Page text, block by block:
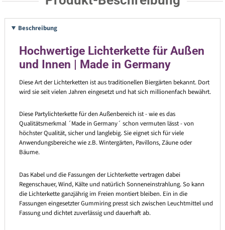
Beschreibung
Hochwertige Lichterkette für Außen
und Innen | Made in Germany
Diese Art der Lichterketten ist aus traditionellen Biergärten bekannt. Dort
wird sie seit vielen Jahren eingesetzt und hat sich millionenfach bewährt.
Diese Partylichterkette für den Außenbereich ist - wie es das
Qualitätsmerkmal ´Made in Germany´ schon vermuten lässt - von
höchster Qualität, sicher und langlebig. Sie eignet sich für viele
Anwendungsbereiche wie z.B. Wintergärten, Pavillons, Zäune oder
Bäume.
Das Kabel und die Fassungen der Lichterkette vertragen dabei
Regenschauer, Wind, Kälte und natürlich Sonneneinstrahlung. So kann
die Lichterkette ganzjährig im Freien montiert bleiben. Ein in die
Fassungen eingesetzter Gummiring presst sich zwischen Leuchtmittel und
Fassung und dichtet zuverlässig und dauerhaft ab.